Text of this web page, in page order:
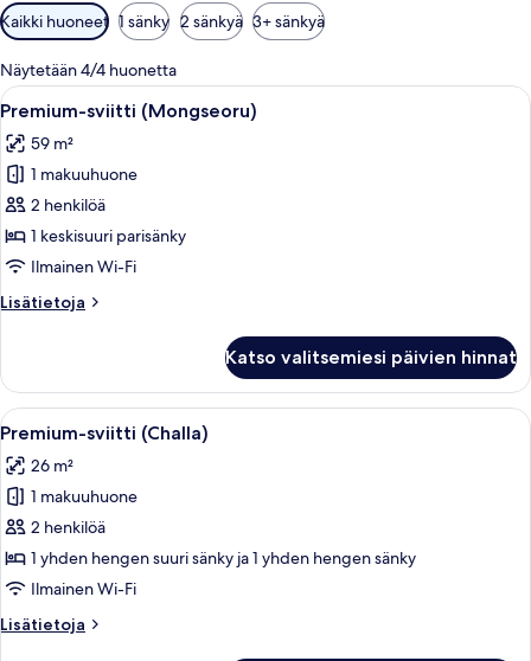
Huoneille
saatavilla
olevia
suodattimia
Kaikki huoneet 1 sänky 2 sänkyä 3+ sänkyä
Näytetään 4/4 huonetta
Avaa
kaikki
huonetyypin
Premium-
sviitti
(Mongseoru)
kuvat
Perinteinen japanilaistyylinen
11
Premium-sviitti (Mongseoru)
59 m²
1 makuuhuone
2 henkilöä
1 keskisuuri parisänky
Ilmainen Wi-Fi
Lisätietoja
Lisätietoja
(Mongseoru)
Katso valitsemiesi päivien hinnat
Avaa
kaikki
huonetyypin
Premium-
sviitti
(Challa)
kuvat
Perinteinen puinen rakennus, jossa
9
Premium-sviitti (Challa)
26 m²
1 makuuhuone
2 henkilöä
1 yhden hengen suuri sänky ja 1 yhden hengen sänky
Ilmainen Wi-Fi
Lisätietoja
Lisätietoja